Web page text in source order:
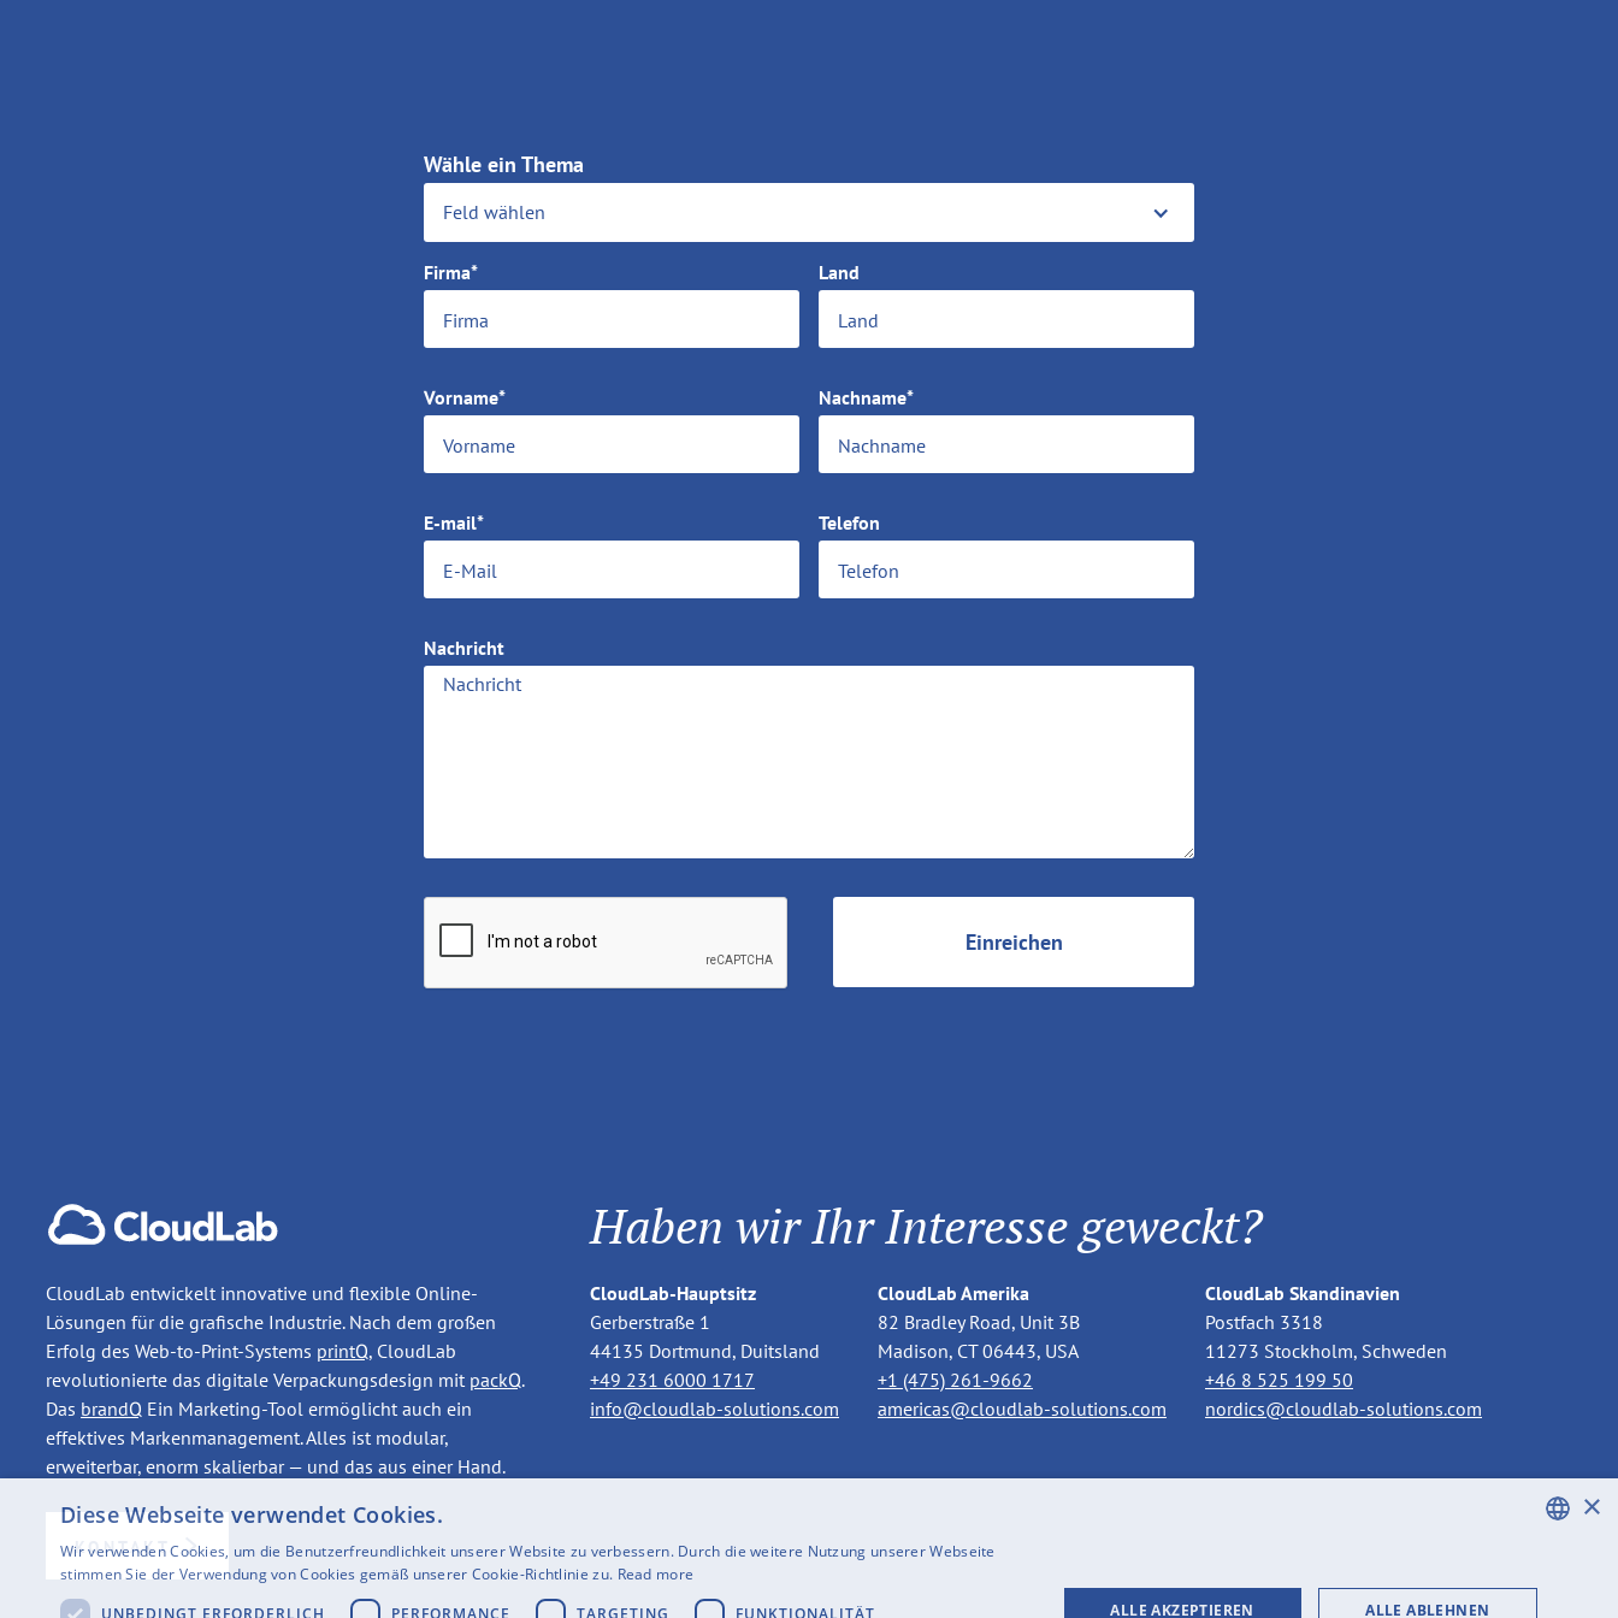
Wähle ein Thema
Feld wählen
Firma* Land
Vorname* Nachname*
E-mail* Telefon
Nachricht
CloudLab entwickelt innovative und flexible Online-
Lösungen für die grafische Industrie. Nach dem großen
Erfolg des Web-to-Print-Systems printQ, CloudLab
revolutionierte das digitale Verpackungsdesign mit packQ.
Das brandQ Ein Marketing-Tool ermöglicht auch ein
effektives Markenmanagement. Alles ist modular,
erweiterbar, enorm skalierbar — und das aus einer Hand.
KONTAKT
Haben wir Ihr Interesse geweckt?
CloudLab-Hauptsitz
Gerberstraße 1
44135 Dortmund, Duitsland
+49 231 6000 1717
info@cloudlab-solutions.com
CloudLab Amerika
82 Bradley Road, Unit 3B
Madison, CT 06443, USA
+1 (475) 261-9662
americas@cloudlab-solutions.com
CloudLab Skandinavien
Postfach 3318
11273 Stockholm, Schweden
+46 8 525 199 50
nordics@cloudlab-solutions.com
×
Diese Webseite verwendet Cookies.
Wir verwenden Cookies, um die Benutzerfreundlichkeit unserer Website zu verbessern. Durch die weitere Nutzung unserer Webseite
stimmen Sie der Verwendung von Cookies gemäß unserer Cookie-Richtlinie zu. Read more
UNBEDINGT ERFORDERLICH
PERFORMANCE TARGETING FUNKTIONALITÄT ALLE AKZEPTIEREN ALLE ABLEHNEN